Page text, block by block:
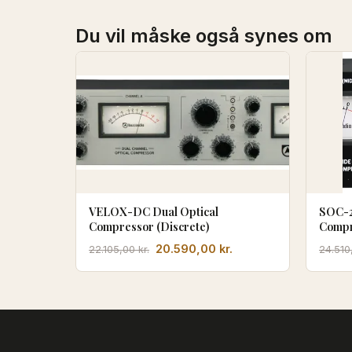
Du vil måske også synes om
VELOX-DC Dual Optical
Compressor (Discrete)
22.105,00kr. Den
20.590,00 kr.